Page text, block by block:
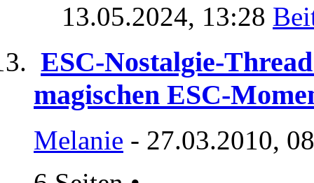
13.05.2024, 13:28
ESC-Nostalgie-
magischen ESC-
Melanie - 27.03.2010,